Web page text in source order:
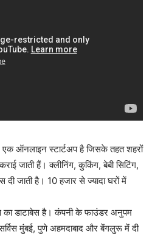
ऑनलाइन स्टार्टअप है जिसके तहत शहरों
जाती हैं। क्लीनिंग, कुकिंग, बेबी सिटिंग,
दी जाती है। 10 हजार से ज्यादा घरों में
डाटाबेस है। कंपनी के फाउंडर अनुपम
मुंबई, पुणे अहमदाबाद और बेंगलुरू में दी